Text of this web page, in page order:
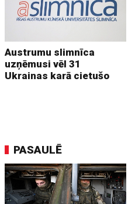
Austrumu slimnīca
uzņēmusi vēl 31
Ukrainas karā cietušo
PASAULĒ